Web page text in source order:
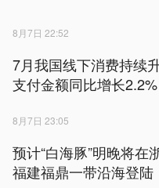
8月7日 22:52
7月我国线下消费持续
支付金额同比增长2.2%
8月7日 23:05
预计“白海豚”明晚将在
福建福鼎一带沿海登陆